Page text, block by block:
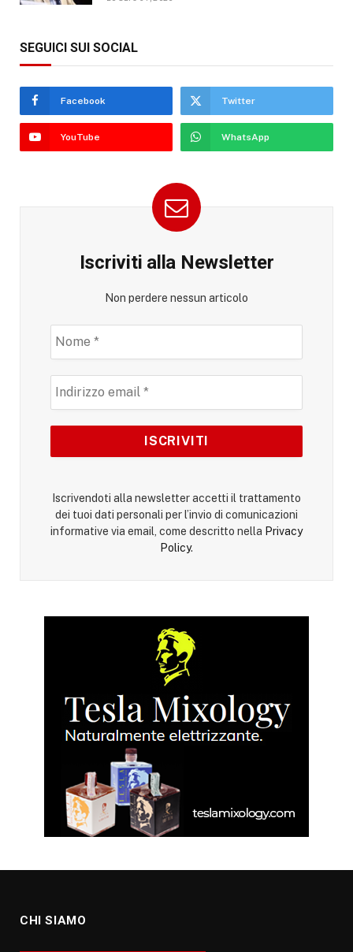
SEGUICI SUI SOCIAL
Facebook Twitter
YouTube WhatsApp
Iscriviti alla Newsletter
Non perdere nessun articolo
Iscrivendoti alla newsletter accetti il trattamento
dei tuoi dati personali per l’invio di comunicazioni
informative via email, come descritto nella Privacy
Policy.
CHI SIAMO